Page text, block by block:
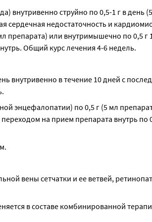
внутривенно струйно по 0,5-1 г в день
сердечная недостаточность и
препарата) или внутримышечно по 0,5 г
Общий курс лечения 4-6 недель.
внутривенно в течение 10 дней с
энцефалопатии) по 0,5 г (5 мл
на прием препарата внутрь по
вены сетчатки и ее ветвей,
в составе комбинированной